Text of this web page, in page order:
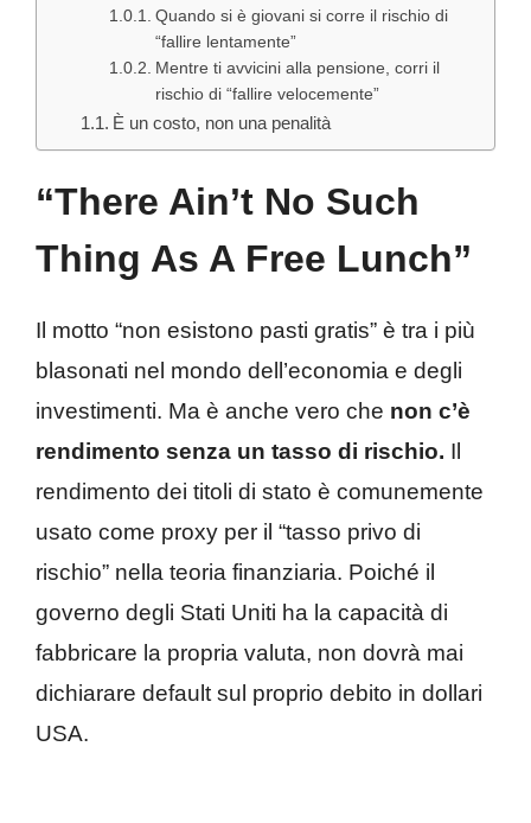
Quando si è giovani si corre il rischio di
“fallire lentamente”
Mentre ti avvicini alla pensione, corri il
rischio di “fallire velocemente”
È un costo, non una penalità
“There Ain’t No Such
Thing As A Free Lunch”
Il motto “non esistono pasti gratis” è tra i più
blasonati nel mondo dell’economia e degli
investimenti. Ma è anche vero che non c’è
rendimento senza un tasso di rischio. Il
rendimento dei titoli di stato è comunemente
usato come proxy per il “tasso privo di
rischio” nella teoria finanziaria. Poiché il
governo degli Stati Uniti ha la capacità di
fabbricare la propria valuta, non dovrà mai
dichiarare default sul proprio debito in dollari
USA.